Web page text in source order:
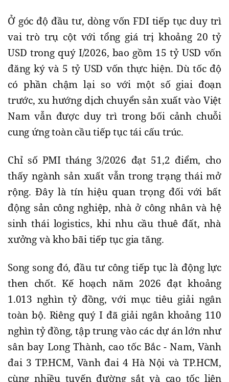
Ở góc độ đầu tư, dòng vốn FDI tiếp tục duy trì
vai trò trụ cột với tổng giá trị khoảng 20 tỷ
USD trong quý I/2026, bao gồm 15 tỷ USD vốn
đăng ký và 5 tỷ USD vốn thực hiện. Dù tốc độ
có phần chậm lại so với một số giai đoạn
trước, xu hướng dịch chuyển sản xuất vào Việt
Nam vẫn được duy trì trong bối cảnh chuỗi
cung ứng toàn cầu tiếp tục tái cấu trúc.
Chỉ số PMI tháng 3/2026 đạt 51,2 điểm, cho
thấy ngành sản xuất vẫn trong trạng thái mở
rộng. Đây là tín hiệu quan trọng đối với bất
động sản công nghiệp, nhà ở công nhân và hệ
sinh thái logistics, khi nhu cầu thuê đất, nhà
xưởng và kho bãi tiếp tục gia tăng.
Song song đó, đầu tư công tiếp tục là động lực
then chốt. Kế hoạch năm 2026 đạt khoảng
1.013 nghìn tỷ đồng, với mục tiêu giải ngân
toàn bộ. Riêng quý I đã giải ngân khoảng 110
nghìn tỷ đồng, tập trung vào các dự án lớn như
sân bay Long Thành, cao tốc Bắc - Nam, Vành
đai 3 TP.HCM, Vành đai 4 Hà Nội và TP.HCM,
cùng nhiều tuyến đường sắt và cao tốc liên